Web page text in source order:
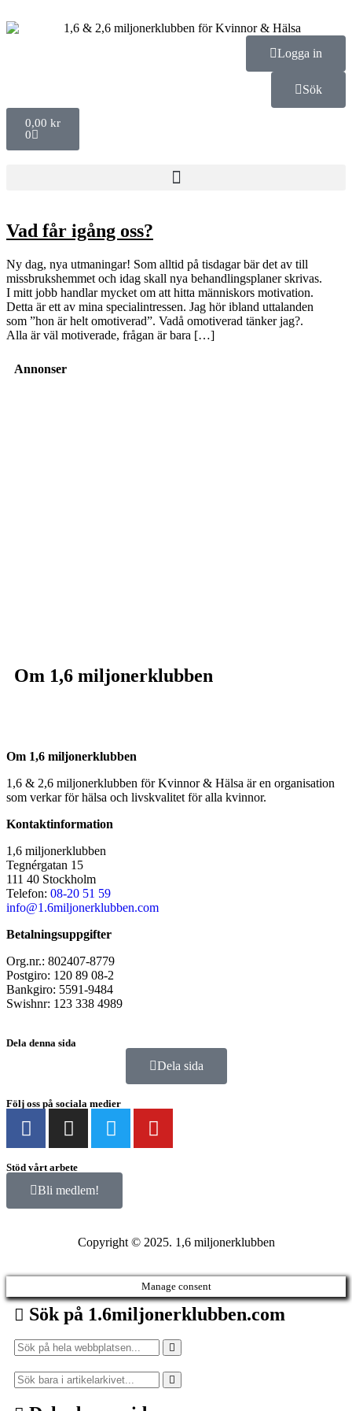
Logga in
Sök
0,00 kr
0
Vad får igång oss?
Ny dag, nya utmaningar! Som alltid på tisdagar bär det av till
missbrukshemmet och idag skall nya behandlingsplaner skrivas.
I mitt jobb handlar mycket om att hitta människors motivation.
Detta är ett av mina specialintressen. Jag hör ibland uttalanden
som ”hon är helt omotiverad”. Vadå omotiverad tänker jag?.
Alla är väl motiverade, frågan är bara […]
Annonser
Om 1,6 miljonerklubben
Om 1,6 miljonerklubben
1,6 & 2,6 miljonerklubben för Kvinnor & Hälsa är en organisation
som verkar för hälsa och livskvalitet för alla kvinnor.
Kontaktinformation
1,6 miljonerklubben
Tegnérgatan 15
111 40 Stockholm
Telefon: 08-20 51 59
info@1.6miljonerklubben.com
Betalningsuppgifter
Org.nr.: 802407-8779
Postgiro: 120 89 08-2
Bankgiro: 5591-9484
Swishnr: 123 338 4989
Dela denna sida
Dela sida
Följ oss på sociala medier
Stöd vårt arbete
Bli medlem!
Copyright © 2025. 1,6 miljonerklubben
Manage consent
Sök på 1.6miljonerklubben.com